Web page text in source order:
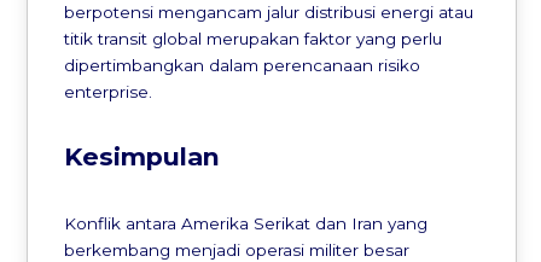
berpotensi mengancam jalur distribusi energi atau
titik transit global merupakan faktor yang perlu
dipertimbangkan dalam perencanaan risiko
enterprise.
Kesimpulan
Konflik antara Amerika Serikat dan Iran yang
berkembang menjadi operasi militer besar